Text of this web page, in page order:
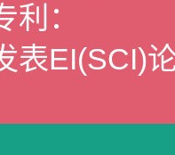
：
表EI(SCI)